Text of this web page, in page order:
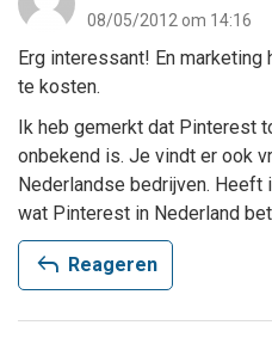
08/05/2012 om 14:16
Erg interessant! En
te kosten.
Ik heb gemerkt dat Pinterest
onbekend is. Je vindt er ook
Nederlandse bedrijven.
wat Pinterest in Nederland
reply Reageren